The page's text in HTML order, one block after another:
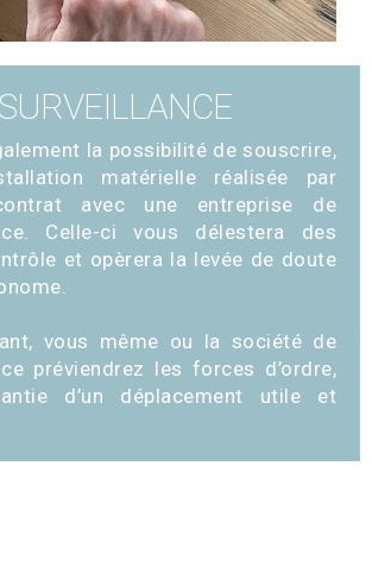
la possibilité de souscrire,
matérielle réalisée par
avec une entreprise de
Celle-ci vous délestera des
et opèrera la levée de doute
vous même ou la société de
préviendrez les forces d’ordre,
d’un déplacement utile et